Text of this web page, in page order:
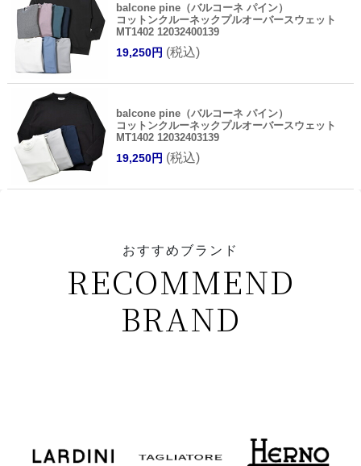
balcone pine（バルコーネ パイン）
コットンクルーネックプルオーバースウェット
MT1402 12032400139
19,250円 (税込)
balcone pine（バルコーネ パイン）
コットンクルーネックプルオーバースウェット
MT1402 12032403139
19,250円 (税込)
おすすめブランド
RECOMMEND
BRAND